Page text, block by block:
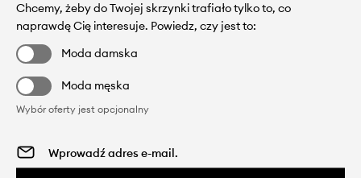
Chcemy, żeby do Twojej skrzynki trafiało tylko to, co
naprawdę Cię interesuje. Powiedz, czy jest to:
Moda damska
Moda męska
Wybór oferty jest opcjonalny